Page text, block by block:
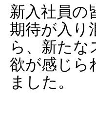
新入社員の
期待が入り
ら、新た
欲が感じら
ました。